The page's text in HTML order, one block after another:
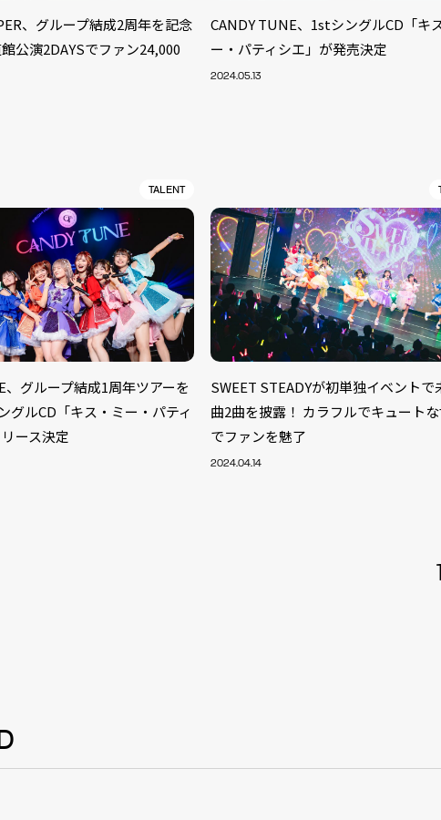
、グループ結成2周年を記念
公演2DAYSでファン24,000
CANDY TUNE、1stシングルCD「キ
ー・パティシエ」が発売決定
2024.05.13
TALENT
、グループ結成1周年ツアーを
グルCD「キス・ミー・パティ
ース決定
SWEET STEADYが初単独イベントで
曲2曲を披露！ カラフルでキュート
でファンを魅了
2024.04.14
1
ARTIST40 MODEL/
ACTOR 13
YouTuber/TikToker